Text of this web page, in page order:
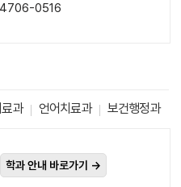
0516
과 언어치료과 보건행정과
학과 안내 바로가기 →